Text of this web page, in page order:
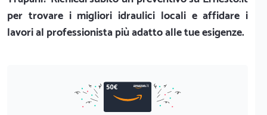
per trovare i migliori idraulici locali e affidare i
lavori al professionista più adatto alle tue esigenze.